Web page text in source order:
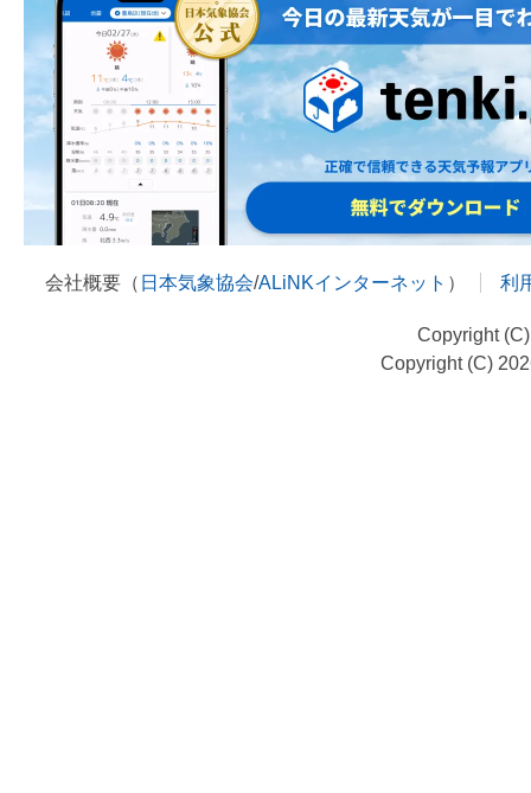
会社概要（ 日本気象協会/ALiNKインターネット ） 利
Copyright
Copyright (C)